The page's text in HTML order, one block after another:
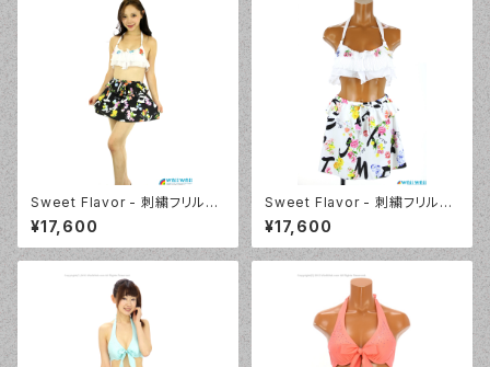
Sweet Flavor - 刺繍フリルプ
リントスカート付 3点セット（33
7020 - 12:ブラック）
¥17,600
Sweet Flavor - 刺繍フリルプ
リントスカート付 3点セット（33
7020 - 09:ホワイト）
¥17,600